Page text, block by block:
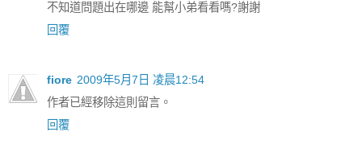
不知道問題出在哪邊 能幫小弟看看嗎?謝謝
回覆
fiore 2009年5月7日 凌晨12:54
作者已經移除這則留言。
回覆